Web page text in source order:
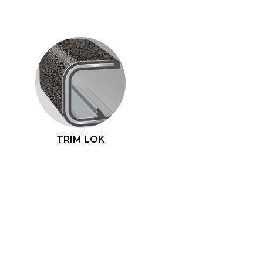
TRIM LOK